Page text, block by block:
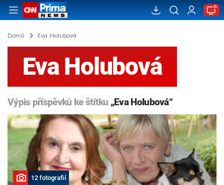
Domů Eva Holubová
Eva Holubová
Výpis příspěvků ke štítku „Eva Holubová“
12 fotografií